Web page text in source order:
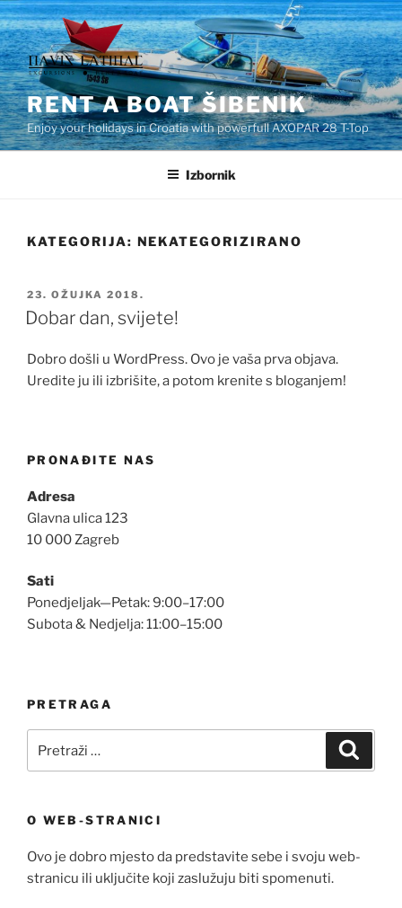
Preskoči
na
sadržaj
RENT A BOAT ŠIBENIK
Enjoy your holidays in Croatia with powerfull AXOPAR 28 T-Top
Izbornik
KATEGORIJA: NEKATEGORIZIRANO
OBJAVLJENO
23. OŽUJKA 2018.
Dobar dan, svijete!
Dobro došli u WordPress. Ovo je vaša prva objava.
Uredite ju ili izbrišite, a potom krenite s bloganjem!
PRONAĐITE NAS
Adresa
Glavna ulica 123
10 000 Zagreb
Sati
Ponedjeljak—Petak: 9:00–17:00
Subota & Nedjelja: 11:00–15:00
PRETRAGA
O WEB-STRANICI
Ovo je dobro mjesto da predstavite sebe i svoju web-
stranicu ili uključite koji zaslužuju biti spomenuti.